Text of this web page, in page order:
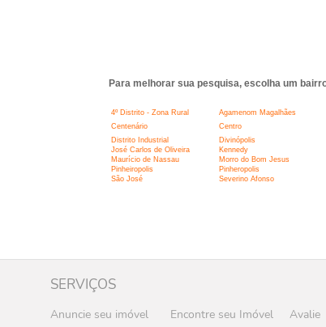
Para melhorar sua pesquisa, escolha um
4º Distrito - Zona Rural Agamenom Magalhães
Centenário
Centro
Distrito Industrial
Divinópolis
José Carlos de Oliveira
Kennedy
Maurício de Nassau
Morro do Bom Jesus
Pinheiropolis
Pinheropolis
São José
Severino Afonso
SERVIÇOS
Anuncie seu imóvel Encontre seu Imóvel Avalie